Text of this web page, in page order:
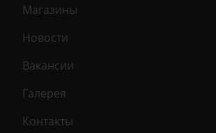
Магазины
Новости
Вакансии
Галерея
Контакты